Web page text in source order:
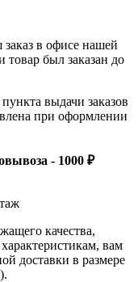
в офисе нашей
был заказан до
выдачи заказов
при оформлении
- 1000 ₽
качества,
вам
доставки в размере